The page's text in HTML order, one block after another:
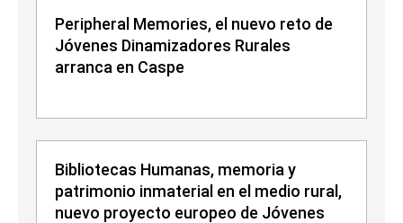
Peripheral Memories, el nuevo reto de
Jóvenes Dinamizadores Rurales
arranca en Caspe
Bibliotecas Humanas, memoria y
patrimonio inmaterial en el medio rural,
nuevo proyecto europeo de Jóvenes